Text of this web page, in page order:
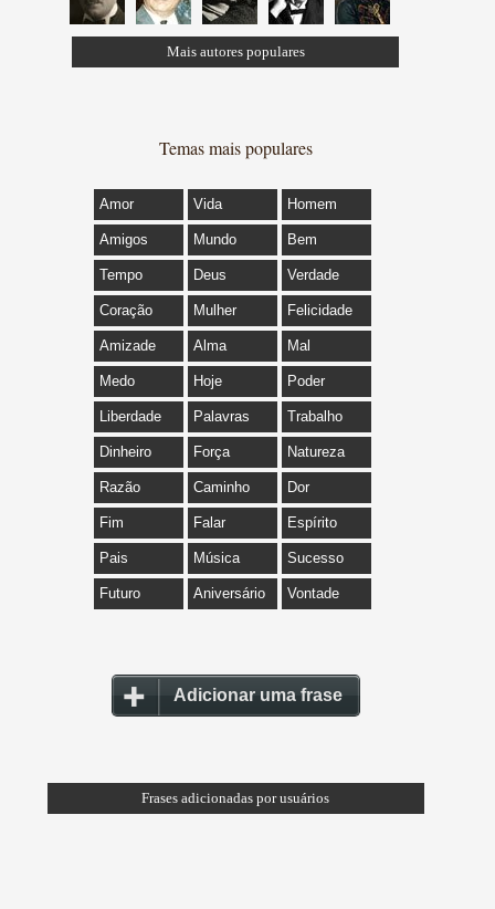
Mais autores populares
Temas mais populares
Amor Vida Homem
Amigos Mundo Bem
Tempo Deus Verdade
Coração Mulher Felicidade
Amizade Alma Mal
Medo Hoje Poder
Liberdade Palavras Trabalho
Dinheiro Força Natureza
Razão Caminho Dor
Fim Falar Espírito
Pais Música Sucesso
Futuro Aniversário Vontade
Adicionar uma frase
Frases adicionadas por usuários